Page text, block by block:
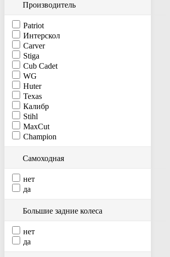
Производитель
Patriot
Интерскол
Carver
Stiga
Cub Cadet
WG
Huter
Texas
Калибр
Stihl
MaxCut
Champion
Самоходная
нет
да
Большие задние колеса
нет
да